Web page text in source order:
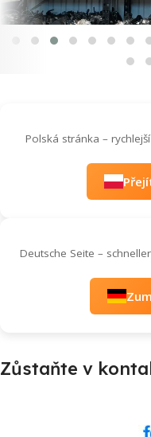
Polská stránka –
Deutsche Seite –
Zůstaňte v